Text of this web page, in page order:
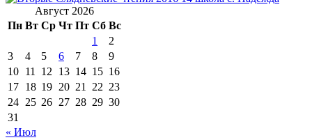
Август 2026
Пн Вт Ср Чт Пт Сб Вс
1
2
3
4 5 6 7 8
9
10 11 12 13 14 15 16
17 18 19 20 21 22 23
24 25 26 27 28 29 30
31
« Июл